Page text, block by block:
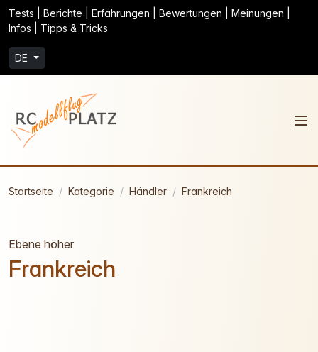
Tests | Berichte | Erfahrungen | Bewertungen | Meinungen |
Infos | Tipps & Tricks
DE
Startseite Kategorie Händler Frankreich
Ebene höher
Frankreich